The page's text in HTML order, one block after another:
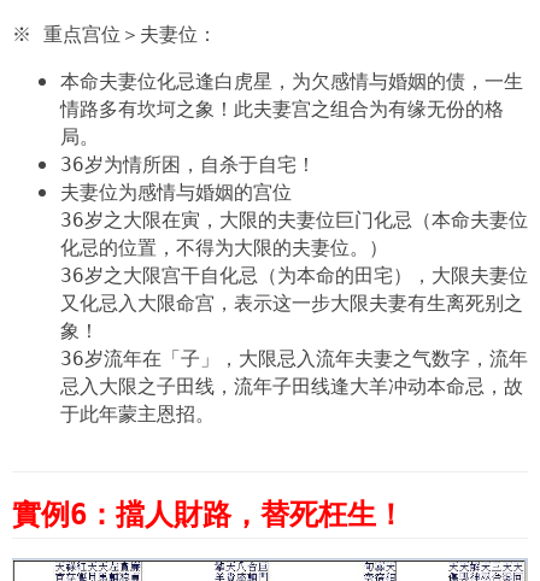
※ 重点宫位＞夫妻位：
本命夫妻位化忌逢白虎星，为欠感情与婚姻的债，一生
情路多有坎坷之象！此夫妻宫之组合为有缘无份的格
局。
36岁为情所困，自杀于自宅！
夫妻位为感情与婚姻的宫位
36岁之大限在寅，大限的夫妻位巨门化忌（本命夫妻位
化忌的位置，不得为大限的夫妻位。）
36岁之大限宫干自化忌（为本命的田宅），大限夫妻位
又化忌入大限命宫，表示这一步大限夫妻有生离死别之
象！
36岁流年在「子」，大限忌入流年夫妻之气数字，流年
忌入大限之子田线，流年子田线逢大羊冲动本命忌，故
于此年蒙主恩招。
實例6：擋人財路，替死枉生！